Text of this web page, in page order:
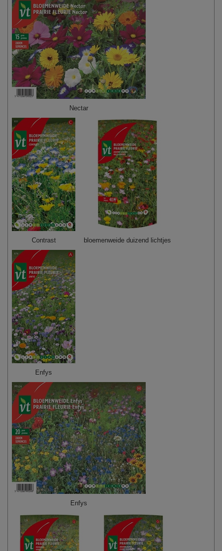
Nectar
Contrast bloemenweide duizend lichtjes
Enfys
Enfys